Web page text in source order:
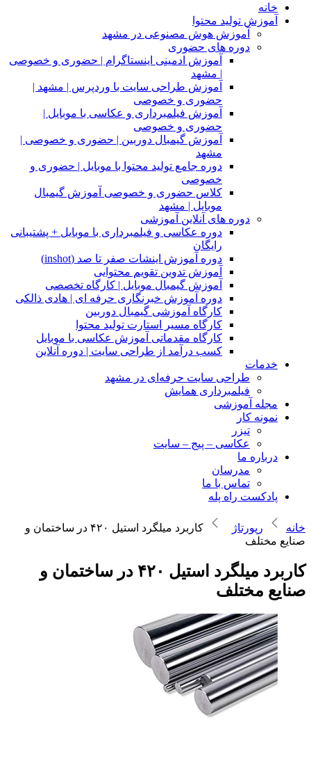
خانه
آموزش تولید محتوا
آموزش هوش مصنوعی در مشهد
دوره های حضوری
آموزش ادمینی اینستاگرام | حضوری و خصوصی
| مشهد
آموزش طراحی سایت با وردپرس | مشهد |
حضوری و خصوصی
آموزش فیلمبرداری و عکاسی با موبایل |
حضوری و خصوصی
آموزش گیمبال دوربین | حضوری و خصوصی |
مشهد
دوره جامع تولید محتوا با موبایل | حضوری و
خصوصی
کلاس حضوری و خصوصی آموزش گیمبال
موبایل | مشهد
دوره های آنلاین آموزشی
دوره عکاسی و فیلمبرداری با موبایل + پشتیبانی
رایگان
دوره آموزش اینشات صفر تا صد (inshot)
آموزش تدوین تقویم محتوایی
آموزش گیمبال موبایل | کارگاه تخصصی
دوره آموزش خبرنگاری حرفه ای | هادی ذالکی
کارگاه آموزشی گیمبال دوربین
کارگاه مسیر استارت تولید محتوا
کارگاه مقدماتی آموزش عکاسی با موبایل
کسب درآمد از طراحی سایت | دوره آنلاین
خدمات
طراحی سایت حرفه‌ای در مشهد
فیلمبرداری همایش
مجله آموزشی
نمونه کار
تیزر
عکاسی – پیج – سایت
درباره ما
مدرسان
تماس با ما
پادکست راه پله
خانه رپورتاژ
کاربرد میلگرد استیل ۴۲۰ در ساختمان و
صنایع مختلف
کاربرد میلگرد استیل ۴۲۰ در ساختمان و
صنایع مختلف